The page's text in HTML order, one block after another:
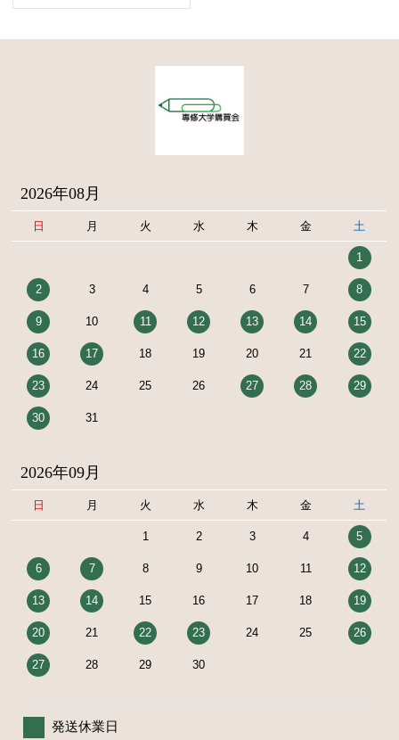
2026年08月
日 月 火 水 木 金 土
1
2 3 4 5 6 7 8
9 10 11 12 13 14 15
16 17 18 19 20 21 22
23 24 25 26 27 28 29
30 31
2026年09月
日 月 火 水 木 金 土
1 2 3 4 5
6 7 8 9 10 11 12
13 14 15 16 17 18 19
20 21 22 23 24 25 26
27 28 29 30
発送休業日